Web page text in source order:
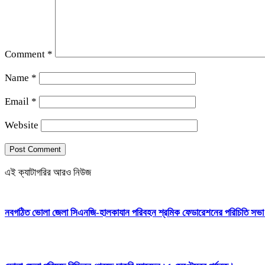
Comment *
Name *
Email *
Website
এই ক্যাটাগরির আরও নিউজ
নবগঠিত ভোলা জেলা সিএনজি-হালকাযান পরিবহন শ্রমিক ফেডারেশনের পরিচিতি